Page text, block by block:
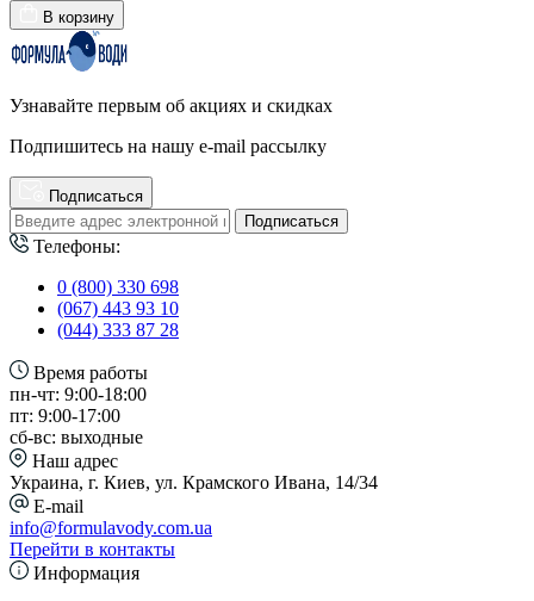
В корзину
Узнавайте первым об акциях и скидках
Подпишитесь на нашу e-mail рассылку
Подписаться
Подписаться
Телефоны:
0 (800) 330 698
(067) 443 93 10
(044) 333 87 28
Время работы
пн-чт: 9:00-18:00
пт: 9:00-17:00
сб-вс: выходные
Наш адрес
Украина, г. Киев, ул. Крамского Ивана, 14/34
E-mail
info@formulavody.com.ua
Перейти в контакты
Информация